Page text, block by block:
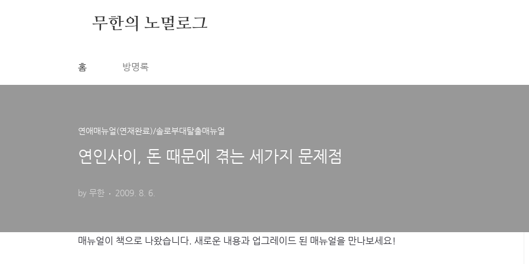
무한의 노멀로그
홈 방명록
연애매뉴얼(연재완료)/솔로부대탈출매뉴얼
연인사이, 돈 때문에 겪는 세가지 문제점
by 무한 2009. 8. 6.
매뉴얼이 책으로 나왔습니다. 새로운 내용과 업그레이드 된 매뉴얼을 만나보세요!